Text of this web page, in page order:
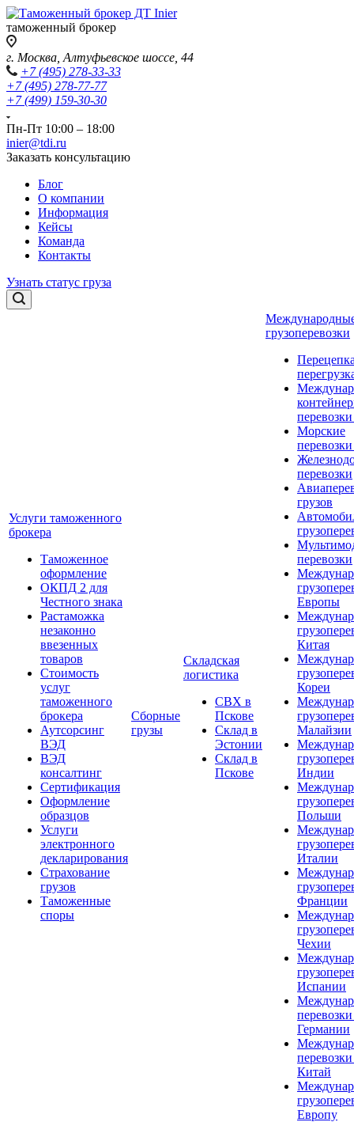
таможенный брокер
г. Москва, Алтуфьевское шоссе, 44
+7 (495) 278-33-33
+7 (495) 278-77-77
+7 (499) 159-30-30
Пн-Пт 10:00 – 18:00
inier@tdi.ru
Заказать консультацию
Блог
О компании
Информация
Кейсы
Команда
Контакты
Узнать статус груза
Услуги таможенного
брокера
Таможенное
оформление
ОКПД 2 для
Честного знака
Растаможка
незаконно
ввезенных
товаров
Стоимость
услуг
таможенного
брокера
Аутсорсинг
ВЭД
ВЭД
консалтинг
Сертификация
Оформление
образцов
Услуги
электронного
декларирования
Страхование
грузов
Таможенные
споры
Сборные
грузы
Складская
логистика
СВХ в
Пскове
Склад в
Эстонии
Склад в
Пскове
грузоперевозки
Морские
перевозки
грузов
перевозки
Европы
Китая
Кореи
Малайзии
Индии
Польши
Италии
Франции
Чехии
Испании
Германии
Китай
Европу